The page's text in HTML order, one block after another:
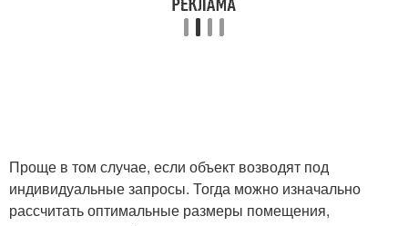
Проще в том случае, если объект возводят под
индивидуальные запросы. Тогда можно изначально
рассчитать оптимальные размеры помещения,